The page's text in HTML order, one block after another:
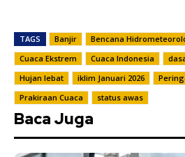
TAGS Banjir Bencana
Cuaca Ekstrem
Cuaca Indonesia
Hujan lebat
iklim Januari 2026
Prakiraan Cuaca
status awas
Baca Juga